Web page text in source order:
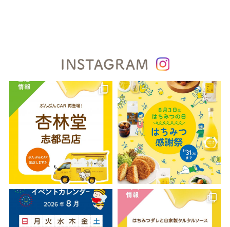
INSTAGRAM